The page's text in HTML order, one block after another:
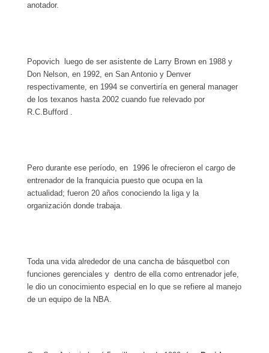
anotador.
Popovich luego de ser asistente de Larry Brown en 1988 y
Don Nelson, en 1992, en San Antonio y Denver
respectivamente, en 1994 se convertiría en general manager
de los texanos hasta 2002 cuando fue relevado por
R.C.Bufford .
Pero durante ese período, en 1996 le ofrecieron el cargo de
entrenador de la franquicia puesto que ocupa en la
actualidad; fueron 20 años conociendo la liga y la
organización donde trabaja.
Toda una vida alrededor de una cancha de básquetbol con
funciones gerenciales y dentro de ella como entrenador jefe,
le dio un conocimiento especial en lo que se refiere al manejo
de un equipo de la NBA.